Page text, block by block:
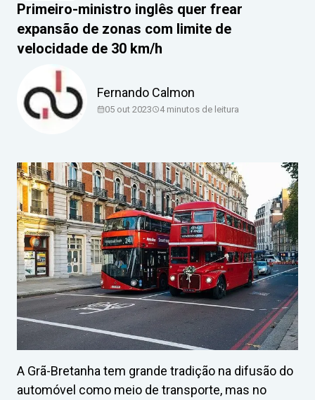
Primeiro-ministro inglês quer frear
expansão de zonas com limite de
velocidade de 30 km/h
Fernando Calmon
05 out 2023 4 minutos de leitura
A Grã-Bretanha tem grande tradição na difusão do
automóvel como meio de transporte, mas no